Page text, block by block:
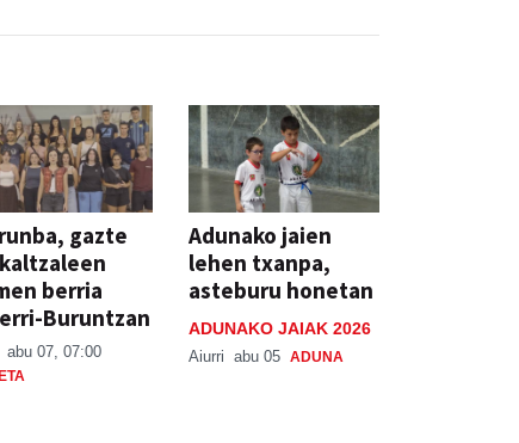
gazte
berria
Buruntzan
abu 07, 07:00
Adunako jaien
lehen txanpa,
asteburu honetan
ADUNAKO JAIAK 2026
Aiurri abu 05 ADUNA